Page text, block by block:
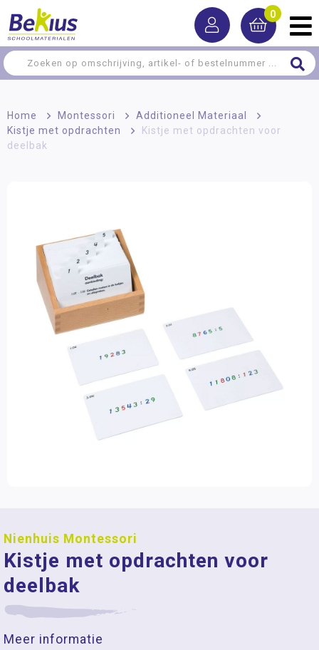
0
Home > Montessori > Additioneel Materiaal
>
Kistje met opdrachten
>
Kistje met opdrachten voor
deelbak
Nienhuis Montessori
Kistje met opdrachten voor
deelbak
Meer informatie